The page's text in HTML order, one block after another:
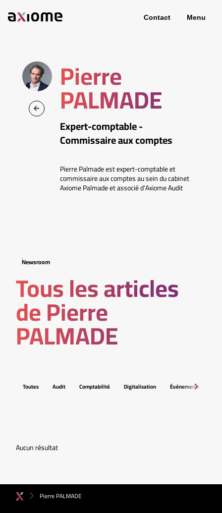
Contact Menu
Pierre
PALMADE
Expert-comptable -
Commissaire aux comptes
Pierre Palmade est expert-comptable et
commissaire aux comptes au sein du cabinet
Axiome Palmade et associé d'Axiome Audit
Newsroom
Tous les articles
de Pierre
PALMADE
Toutes Audit Comptabilité Digitalisation Événements
Aucun résultat
Pierre PALMADE